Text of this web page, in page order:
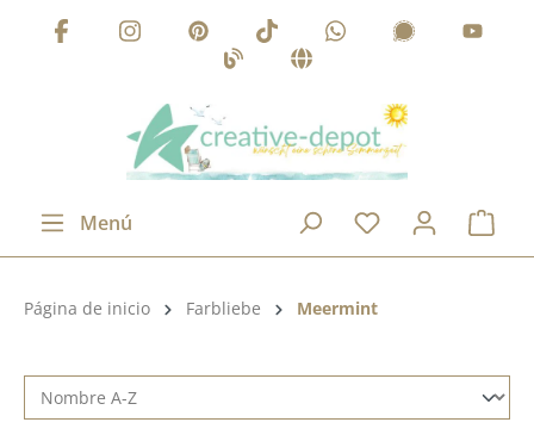
Saltar al contenido principal
Menú
Categoría de productos:
Página de inicio Farbliebe Meermint